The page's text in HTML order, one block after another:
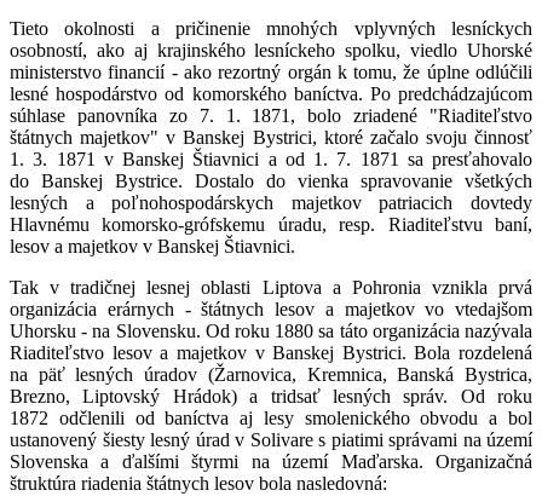
Tieto okolnosti a pričinenie mnohých vplyvných lesníckych
osobností, ako aj krajinského lesníckeho spolku, viedlo Uhorské
ministerstvo financií - ako rezortný orgán k tomu, že úplne odlúčili
lesné hospodárstvo od komorského baníctva. Po predchádzajúcom
súhlase panovníka zo 7. 1. 1871, bolo zriadené "Riaditeľstvo
štátnych majetkov" v Banskej Bystrici, ktoré začalo svoju činnosť
1. 3. 1871 v Banskej Štiavnici a od 1. 7. 1871 sa presťahovalo
do Banskej Bystrice. Dostalo do vienka spravovanie všetkých
lesných a poľnohospodárskych majetkov patriacich dovtedy
Hlavnému komorsko-grófskemu úradu, resp. Riaditeľstvu baní,
lesov a majetkov v Banskej Štiavnici.
Tak v tradičnej lesnej oblasti Liptova a Pohronia vznikla prvá
organizácia erárnych - štátnych lesov a majetkov vo vtedajšom
Uhorsku - na Slovensku. Od roku 1880 sa táto organizácia nazývala
Riaditeľstvo lesov a majetkov v Banskej Bystrici. Bola rozdelená
na päť lesných úradov (Žarnovica, Kremnica, Banská Bystrica,
Brezno, Liptovský Hrádok) a tridsať lesných správ. Od roku
1872 odčlenili od baníctva aj lesy smolenického obvodu a bol
ustanovený šiesty lesný úrad v Solivare s piatimi správami na území
Slovenska a ďalšími štyrmi na území Maďarska. Organizačná
štruktúra riadenia štátnych lesov bola nasledovná: